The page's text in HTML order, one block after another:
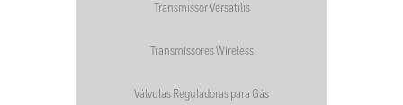
Transmissor Versatilis
Transmissores Wireless
Válvulas Reguladoras para Gás